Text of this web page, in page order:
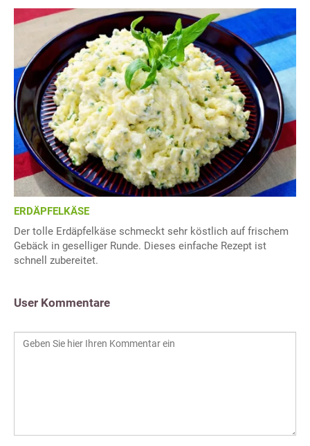
ERDÄPFELKÄSE
Der tolle Erdäpfelkäse schmeckt sehr köstlich auf frischem
Gebäck in geselliger Runde. Dieses einfache Rezept ist
schnell zubereitet.
User Kommentare